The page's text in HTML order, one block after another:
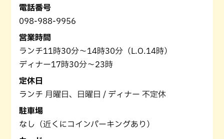
電話番号
098-988-9956
営業時間
ランチ11時30分～14時30分（L.O.14時）
ディナー17時30分～23時
定休日
ランチ 月曜日、日曜日 / ディナー 不定休
駐車場
なし（近くにコインパーキングあり）